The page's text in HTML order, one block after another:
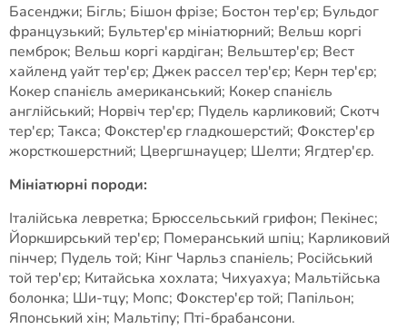
Басенджи; Бігль; Бішон фрізе; Бостон тер'єр; Бульдог
французький; Бультер'єр мініатюрний; Вельш коргі
пемброк; Вельш коргі кардіган; Вельштер'єр; Вест
хайленд уайт тер'єр; Джек рассел тер'єр; Керн тер'єр;
Кокер спанієль американський; Кокер спанієль
англійський; Норвіч тер'єр; Пудель карликовий; Скотч
тер'єр; Такса; Фокстер'єр гладкошерстий; Фокстер'єр
жорсткошерстний; Цвергшнауцер; Шелти; Ягдтер'єр.
Мініатюрні породи:
Італійська левретка; Брюссельський грифон; Пекінес;
Йоркширський тер'єр; Померанський шпіц; Карликовий
пінчер; Пудель той; Кінг Чарльз спаніель; Російський
той тер'єр; Китайська хохлата; Чихуахуа; Мальтійська
болонка; Ши-тцу; Мопс; Фокстер'єр той; Папільон;
Японський хін; Мальтіпу; Пті-брабансони.